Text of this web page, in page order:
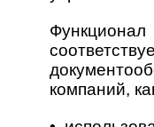
компаний,